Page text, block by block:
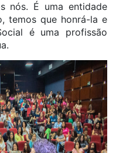
nós. É uma entidade
temos que honrá-la e
é uma profissão